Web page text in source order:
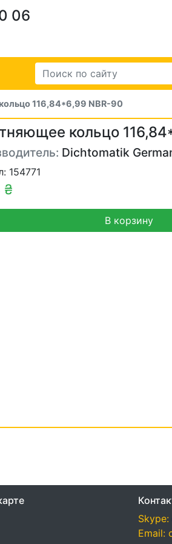
06
116,84*6,99 NBR-90
кольцо
Dichtomatik
154771
₴
В корзину
Skype:
Email: